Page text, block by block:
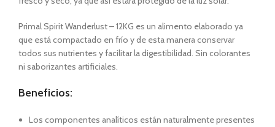
Primal Spirit Wanderlust – 12KG es un alimento elaborado ya
que está compactado en frío y de esta manera conservar
todos sus nutrientes y facilitar la digestibilidad. Sin colorantes
ni saborizantes artificiales.
Beneficios:
Los componentes analíticos están naturalmente presentes